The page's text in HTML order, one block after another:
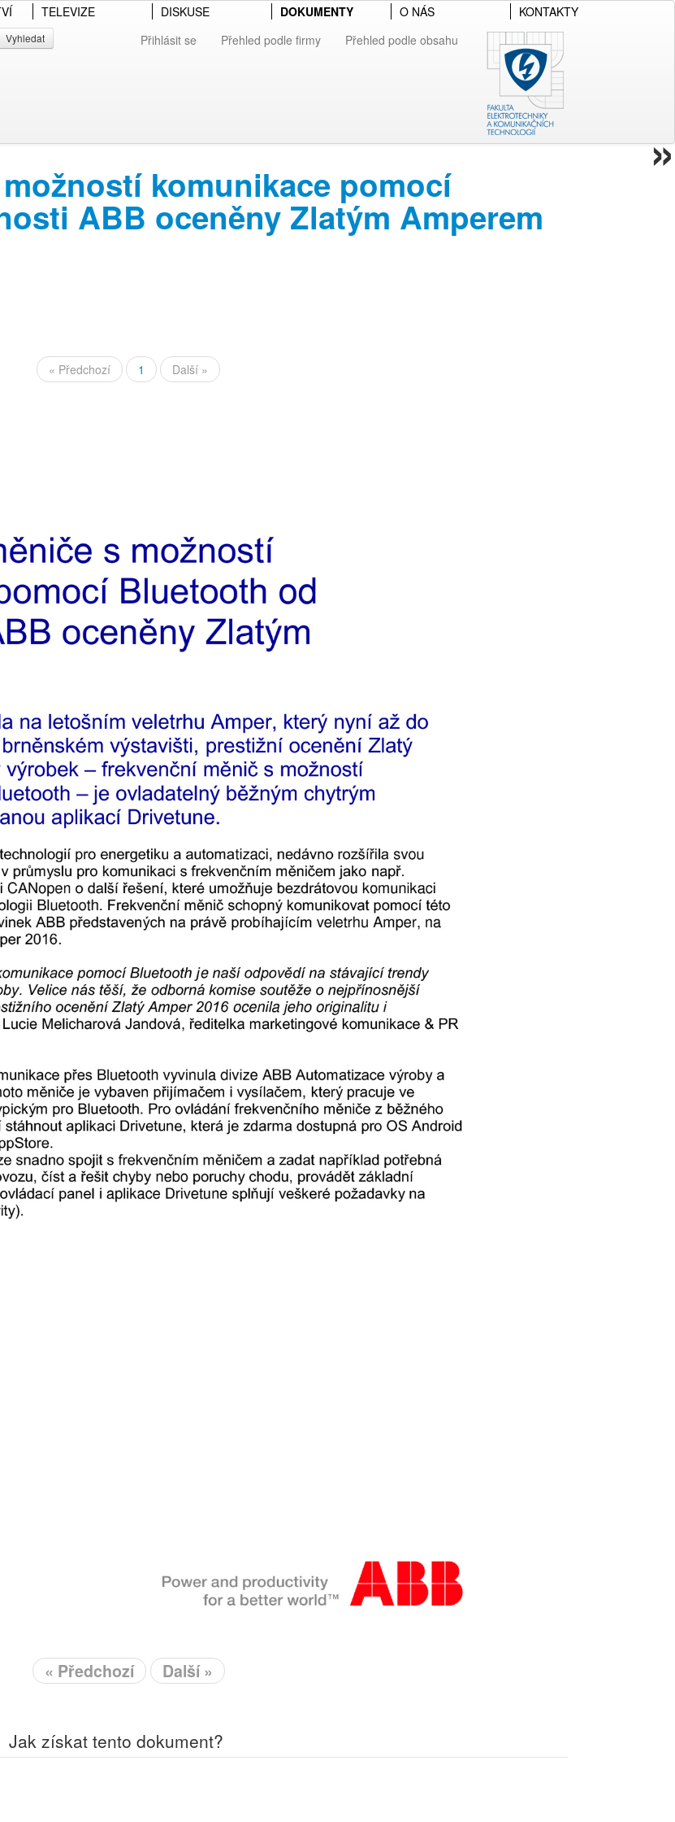
TELEVIZE DISKUSE DOKUMENTY O NÁS KONTAKTY
Vyhledat Přihlásit se Přehled podle firmy Přehled podle obsahu
komunikace pomocí
ABB oceněny Zlatým Amperem
« Předchozí 1 Další »
»
« Předchozí Další »
Jak získat tento dokument?